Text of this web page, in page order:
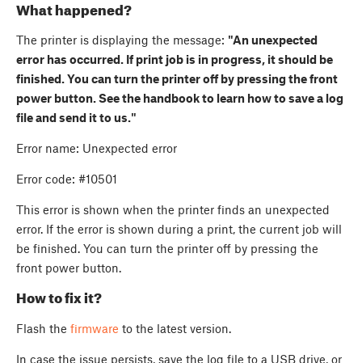
What happened?
The printer is displaying the message: "An unexpected
error has occurred. If print job is in progress, it should be
finished. You can turn the printer off by pressing the front
power button. See the handbook to learn how to save a log
file and send it to us."
Error name: Unexpected error
Error code: #10501
This error is shown when the printer finds an unexpected
error. If the error is shown during a print, the current job will
be finished. You can turn the printer off by pressing the
front power button.
How to fix it?
Flash the firmware to the latest version.
In case the issue persists, save the log file to a USB drive, or